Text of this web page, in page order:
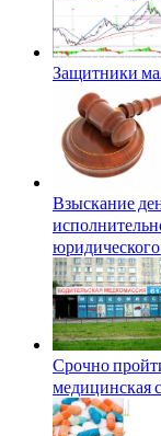
Защитники
Взыскание
Срочно
медицинская